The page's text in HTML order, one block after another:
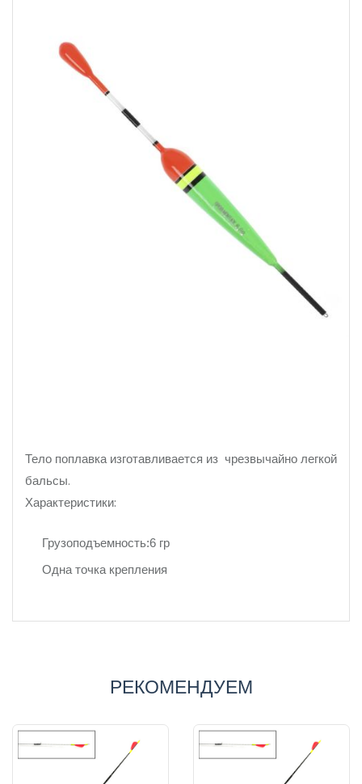
Тело поплавка изготавливается из чрезвычайно легкой
бальсы.
Характеристики:
Грузоподъемность:6 гр
Одна точка крепления
РЕКОМЕНДУЕМ